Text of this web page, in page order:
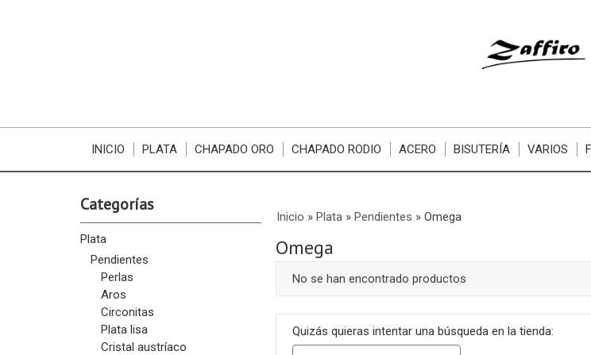
INICIO PLATA CHAPADO ORO CHAPADO RODIO ACERO BISUTERÍA VARIOS
Categorías
Plata
Pendientes
Perlas
Aros
Circonitas
Plata lisa
Cristal austríaco
Inicio » Plata» Pendientes » Omega
Omega
No se han encontrado productos
Quizás quieras intentar una búsqueda en la tienda: